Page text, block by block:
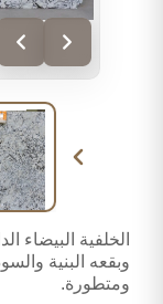
الخلفية البيضاء
وبقعه البنية
ومتطورة.